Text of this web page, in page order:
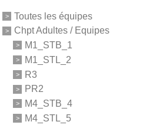
Toutes les équipes
Chpt Adultes / Equipes
M1_STB_1
M1_STL_2
R3
PR2
M4_STB_4
M4_STL_5